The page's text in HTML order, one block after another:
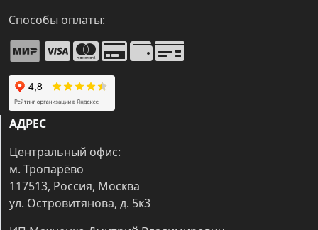
Способы оплаты:
АДРЕС
Центральный офис:
м. Тропарёво
117513, Россия, Москва
ул. Островитянова, д. 5к3